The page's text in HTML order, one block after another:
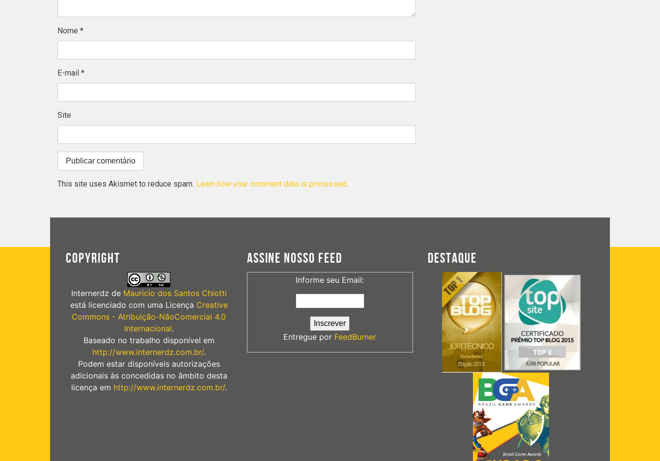
Nome *
E-mail *
Site
This site uses Akismet to reduce spam. Learn how your comment data is processed.
COPYRIGHT
Internerdz de Mauricio dos Santos Chiotti
está licenciado com uma Licença Creative
Commons - Atribuição-NãoComercial 4.0
Internacional.
Baseado no trabalho disponível em
http://www.internerdz.com.br/.
Podem estar disponíveis autorizações
adicionais às concedidas no âmbito desta
licença em http://www.internerdz.com.br/.
ASSINE NOSSO FEED
Informe seu Email:
Entregue por FeedBurner
DESTAQUE